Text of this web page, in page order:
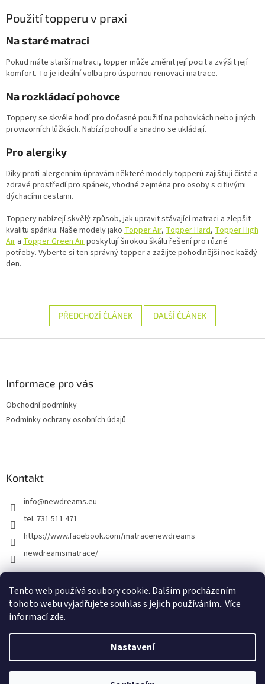
Tento web používá soubory cookie. Dalším procházením
tohoto webu vyjadřujete souhlas s jejich používáním.. Více
informacízde.
Nastavení
Použití topperu v praxi
Na staré matraci
Pokud máte starší matraci, topper může změnit její pocit a zvýšit její
komfort. To je ideální volba pro úspornou renovaci matrace.
Na rozkládací pohovce
Toppery se skvěle hodí pro dočasné použití na pohovkách nebo jiných
provizorních lůžkách. Nabízí pohodlí a snadno se ukládají.
Pro alergiky
Díky proti-alergenním úpravám některé modely topperů zajišťují čisté a
zdravé prostředí pro spánek, vhodné zejména pro osoby s citlivými
dýchacími cestami.
Toppery nabízejí skvělý způsob, jak upravit stávající matraci a zlepšit
kvalitu spánku. Naše modely jako Topper Air, Topper Hard, Topper High
Air a Topper Green Airposkytují širokou škálu řešení pro různé
potřeby. Vyberte si ten správný topper a zažijte pohodlnější noc každý
den.
PŘEDCHOZÍ ČLÁNEK DALŠÍ ČLÁNEK
Informace pro vás
Obchodní podmínky
Podmínky ochrany osobních údajů
Kontakt
info@newdreams.eu
tel. 731 511 471
https://www.facebook.com/matracenewdreams
newdreamsmatrace/
Vytvořil Shoptet